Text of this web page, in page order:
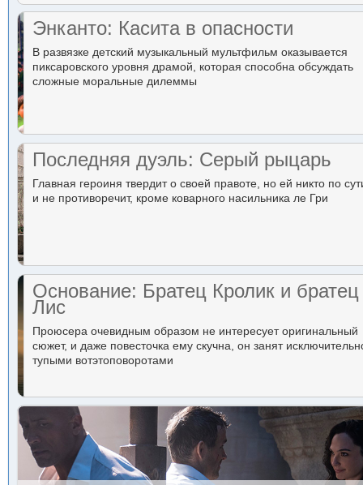
Энканто: Касита в опасности
В развязке детский музыкальный мультфильм оказывается
пиксаровского уровня драмой, которая способна обсуждать
сложные моральные дилеммы
Последняя дуэль: Серый рыцарь
Главная героиня твердит о своей правоте, но ей никто по
и не противоречит, кроме коварного насильника ле Гри
Основание: Братец Кролик и братец
Лис
Проюсера очевидным образом не интересует оригинальный
сюжет, и даже повесточка ему скучна, он занят
тупыми вотэтоповоротами